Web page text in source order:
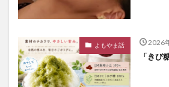
よもやま話 2026
「きび